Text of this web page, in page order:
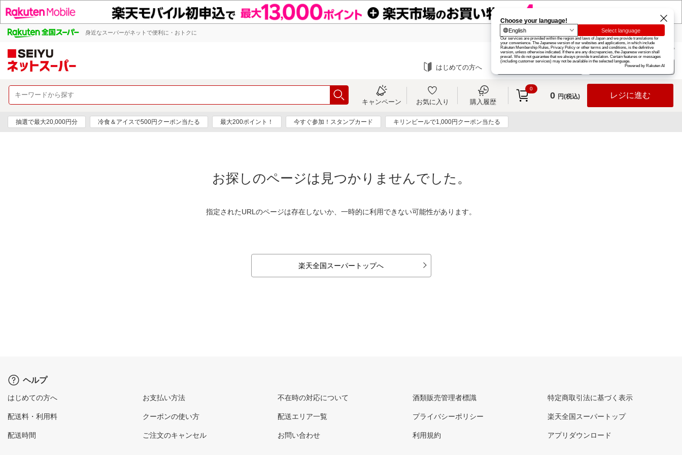
身近なスーパーがネットで便利に・おトクに 楽天グループ カード
お知らせ ヘルプ
はじめての方へ ログイン
キャンペーン お気に入り 購入履歴
0
0 円(税込) レジに進む
抽選で最大20,000円分 冷食＆アイスで500円クーポン当たる 最大200ポイント！ 今すぐ参加！スタンプカード キリンビールで1,000円クーポン当たる
お探しのページは見つかりませんでした。
指定されたURLのページは存在しないか、一時的に利用できない可能性があります。
楽天全国スーパートップへ
ヘルプ
はじめての方へ
配送料・利用料
配送時間
お支払い方法
クーポンの使い方
ご注文のキャンセル
不在時の対応について
配送エリア一覧
お問い合わせ
酒類販売管理者標識
プライバシーポリシー
利用規約
特定商取引法に基づく表示
楽天全国スーパートップ
アプリダウンロード